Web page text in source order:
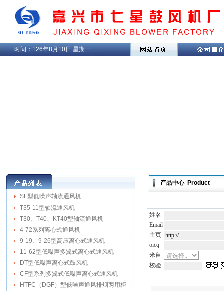
时间： 126年8月10日 星期一
SF型低噪声轴流通风机
T35-11型轴流通风机
T30、T40、KT40型轴流通风机
4-72系列离心式通风机
9-19、9-26型高压离心式通风机
11-62型低噪声多翼式离心式通风机
DT型低噪声离心式鼓风机
CF型系列多翼式低噪声离心式通风机
HTFC（DGF）型低噪声通风排烟两用柜
产品中心 Product
姓名
Email
主页
oicq
来自
校验